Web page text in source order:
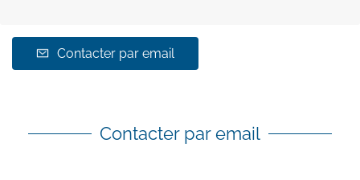
Contacter par email
Contacter par email